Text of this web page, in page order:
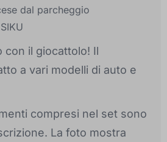
dal parcheggio
con il giocattolo! Il
a vari modelli di auto e
compresi nel set sono
La foto mostra